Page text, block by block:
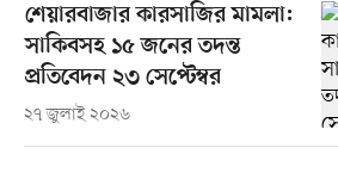
শেয়ারবাজার কারসাজির মামলা:
সাকিবসহ ১৫ জনের তদন্ত
প্রতিবেদন ২৩ সেপ্টেম্বর
২৭ জুলাই ২০২৬